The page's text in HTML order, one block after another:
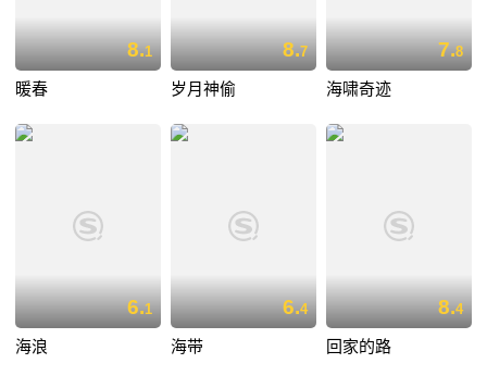
8.1
暖春
8.7
岁月神偷
7.8
海啸奇迹
6.1
海浪
6.4
海带
8.4
回家的路